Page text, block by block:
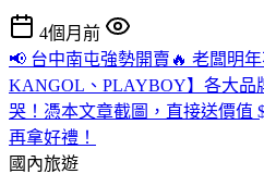
4個月前
📢 台中南屯強勢開賣🔥 老闆明
KANGOL、PLAYBOY】各大品
哭！憑本文章截圖，直接送價值
再拿好禮！
國內旅遊